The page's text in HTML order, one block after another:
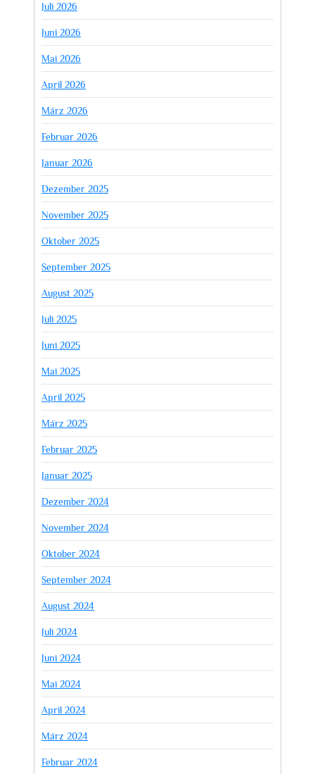
Juli 2026
Juni 2026
Mai 2026
April 2026
März 2026
Februar 2026
Januar 2026
Dezember 2025
November 2025
Oktober 2025
September 2025
August 2025
Juli 2025
Juni 2025
Mai 2025
April 2025
März 2025
Februar 2025
Januar 2025
Dezember 2024
November 2024
Oktober 2024
September 2024
August 2024
Juli 2024
Juni 2024
Mai 2024
April 2024
März 2024
Februar 2024